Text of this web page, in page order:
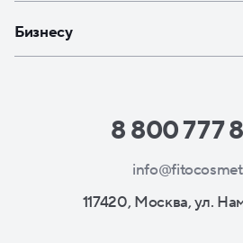
Бизнесу
8 800 777
117420, Москва, ул.